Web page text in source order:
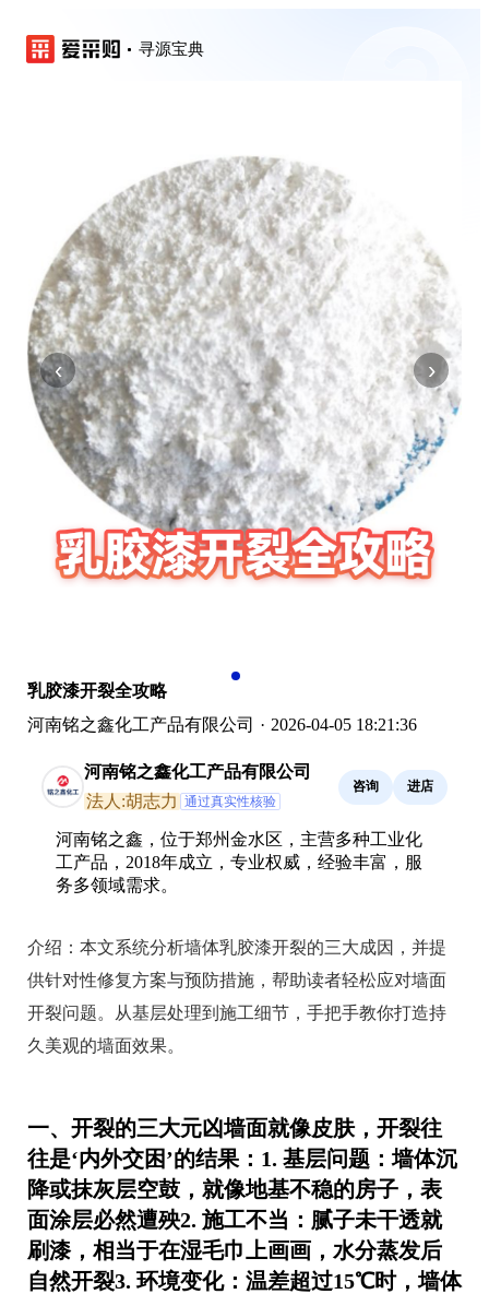
寻源宝典
‹ ›
乳胶漆开裂全攻略
河南铭之鑫化工产品有限公司 · 2026-04-05 18:21:36
河南铭之鑫化工产品有限公司
法人:胡志力 通过真实性核验
咨询 进店
河南铭之鑫，位于郑州金水区，主营多种工业化
工产品，2018年成立，专业权威，经验丰富，服
务多领域需求。
介绍： 本文系统分析墙体乳胶漆开裂的三大成因，并提
供针对性修复方案与预防措施，帮助读者轻松应对墙面
开裂问题。从基层处理到施工细节，手把手教你打造持
久美观的墙面效果。
一、开裂的三大元凶墙面就像皮肤，开裂往
往是‘内外交困’的结果：1. 基层问题 ：墙体沉
降或抹灰层空鼓，就像地基不稳的房子，表
面涂层必然遭殃2. 施工不当 ：腻子未干透就
刷漆，相当于在湿毛巾上画画，水分蒸发后
自然开裂3.环境变化：温差超过15℃时，墙体